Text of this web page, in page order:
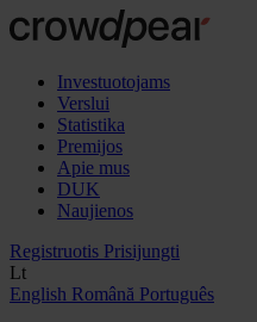
Investuotojams
Verslui
Statistika
Premijos
Apie mus
DUK
Naujienos
Registruotis Prisijungti
Lt
English Română Português